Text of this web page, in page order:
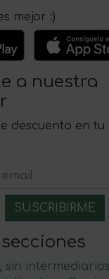
mejor :)
a nuestra
descuento en
sin intermediarios